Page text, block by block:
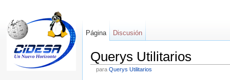
Querys Utilitarios
para Querys Utilitarios
Página Discusión